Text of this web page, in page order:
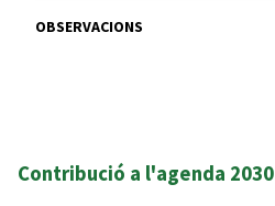
OBSERVACIONS
Contribució a l'agenda 2030